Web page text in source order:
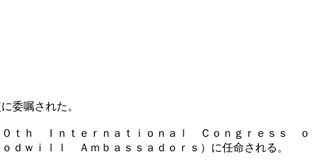
委嘱された。
０ｔｈ Ｉｎｔｅｒｎａｔｉｏｎａｌ Ｃｏｎｇｒｅｓｓ ｏ
ｗｉｌｌ Ａｍｂａｓｓａｄｏｒｓ）に任命される。